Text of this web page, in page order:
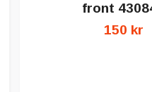
front
150 kr